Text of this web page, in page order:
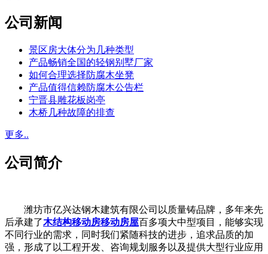
公司新闻
景区房大体分为几种类型
产品畅销全国的轻钢别墅厂家
如何合理选择防腐木坐凳
产品值得信赖防腐木公告栏
宁晋县雕花板岗亭
木桥几种故障的排查
更多..
公司简介
潍坊市亿兴达钢木建筑有限公司以质量铸品牌，多年来先
后承建了木结构移动房移动房屋百多项大中型项目，能够实现
不同行业的需求，同时我们紧随科技的进步，追求品质的加
强，形成了以工程开发、咨询规划服务以及提供大型行业应用